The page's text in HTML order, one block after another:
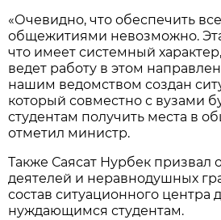
«Очевидно, что обеспечить
общежитиями невозможно.
что имеет системный
ведет работу в этом
нашим ведомством создан
который совместно с вузами
студентам получить места в
отметил министр.
Также Саясат Нурбек призвал
деятелей и неравнодушных
состав ситуационного центра
нуждающимся студентам.